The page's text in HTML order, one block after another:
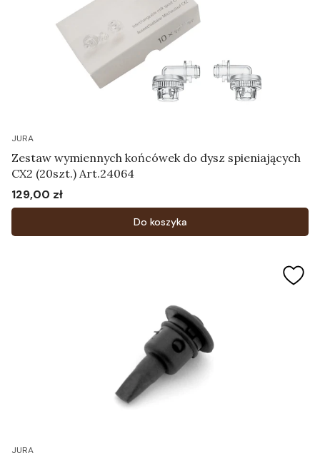
JURA
Zestaw wymiennych końcówek do dysz spieniających
CX2 (20szt.) Art.24064
Cena
129,00 zł
Do koszyka
JURA